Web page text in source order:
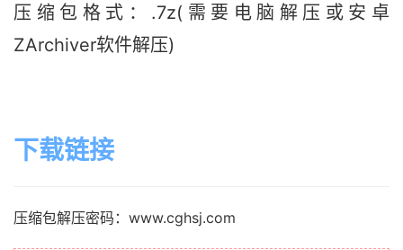
压缩包格式：.7z(需要电脑解压或安卓
ZArchiver软件解压)
下载链接
压缩包解压密码：www.cghsj.com